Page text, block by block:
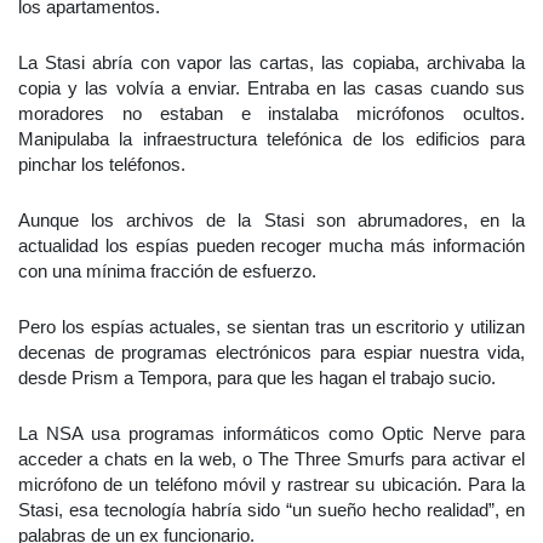
los apartamentos.
La Stasi abría con vapor las cartas, las copiaba, archivaba la
copia y las volvía a enviar. Entraba en las casas cuando sus
moradores no estaban e instalaba micrófonos ocultos.
Manipulaba la infraestructura telefónica de los edificios para
pinchar los teléfonos.
Aunque los archivos de la Stasi son abrumadores, en la
actualidad los espías pueden recoger mucha más información
con una mínima fracción de esfuerzo.
Pero los espías actuales, se sientan tras un escritorio y utilizan
decenas de programas electrónicos para espiar nuestra vida,
desde Prism a Tempora, para que les hagan el trabajo sucio.
La NSA usa programas informáticos como Optic Nerve para
acceder a chats en la web, o The Three Smurfs para activar el
micrófono de un teléfono móvil y rastrear su ubicación. Para la
Stasi, esa tecnología habría sido “un sueño hecho realidad”, en
palabras de un ex funcionario.